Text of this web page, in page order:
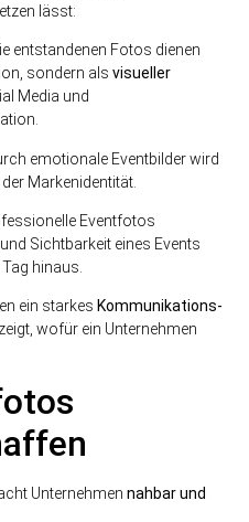
lässt:
entstandenen Fotos dienen
sondern alsvisueller
Media und
emotionale Eventbilder wird
Markenidentität.
Eventfotos
Sichtbarkeit eines Events
hinaus.
ein starkes Kommunikations-
wofür ein Unternehmen
Unternehmennahbar und